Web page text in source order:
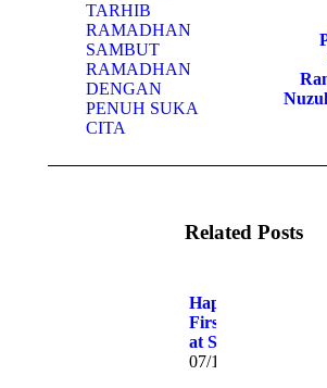
TARHIB
RAMADHAN
SAMBUT
RAMADHAN
DENGAN
PENUH SUKA
CITA
Related Posts
Happy
First Day
at School
07/13/2026